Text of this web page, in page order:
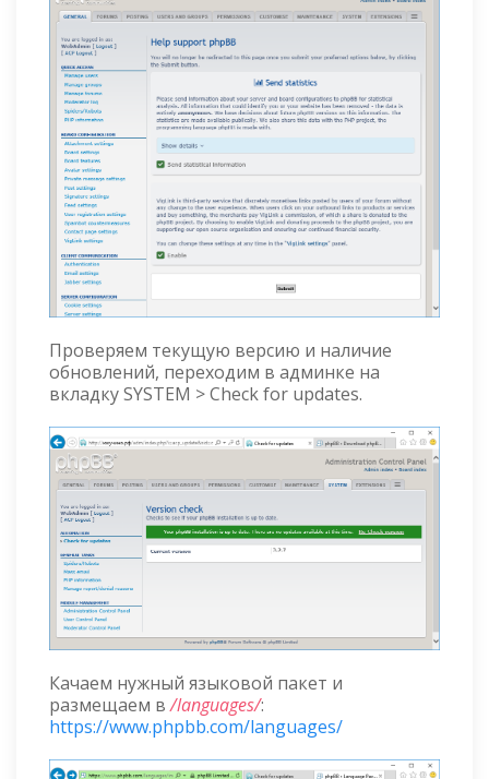
Проверяем текущую версию и наличие
обновлений, переходим в админке на
вкладку SYSTEM > Check for updates.
Качаем нужный языковой пакет и
размещаем в/languages/:
https://www.phpbb.com/languages/